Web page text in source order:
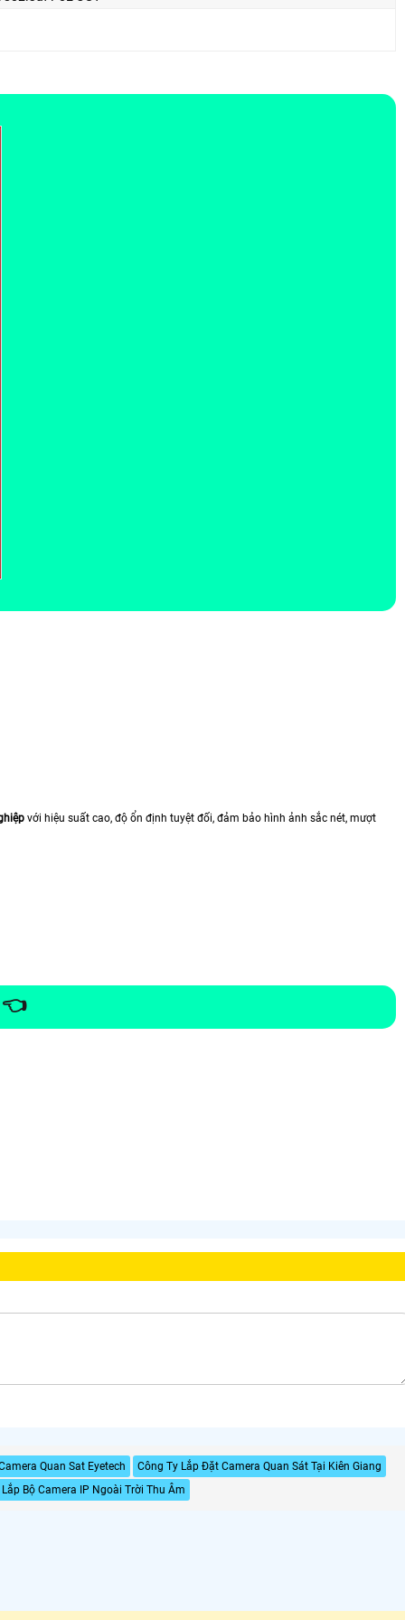
với hiệu suất cao, độ ổn định tuyệt đối, đảm bảo hình ảnh sắc nét, mượt
👈
Quan Sat Eyetech
Công Ty Lắp Đặt Camera Quan Sát Tại Kiên Giang
Lắp Bộ Camera IP Ngoài Trời Thu Âm